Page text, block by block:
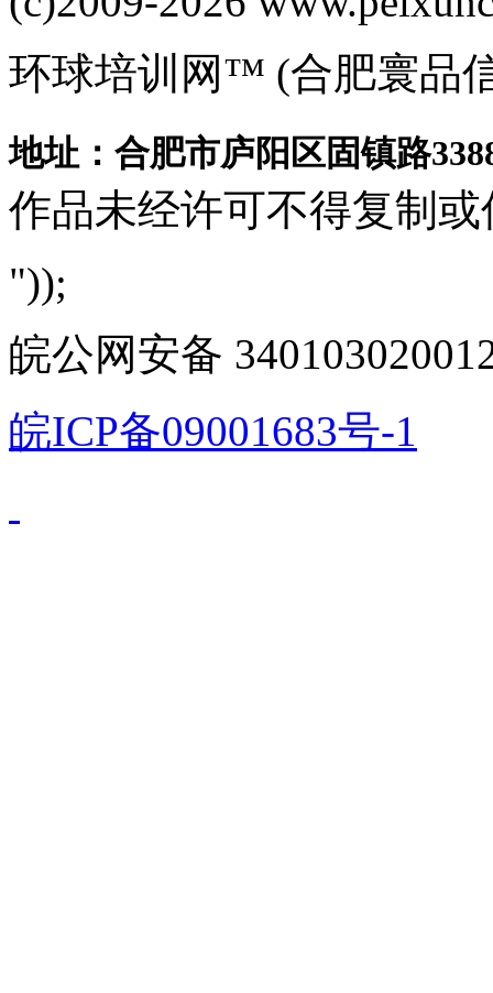
环球培训网™ (合肥寰品
地址：合肥市庐阳区固镇路
作品未经许可不得复制或
"));
皖公网安备
皖ICP备09001683号-1